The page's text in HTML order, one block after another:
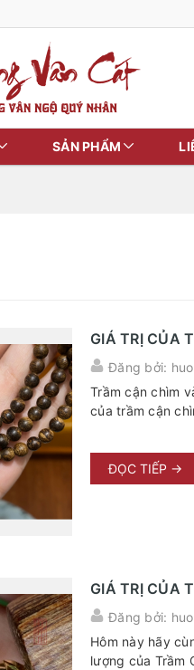
SẢN PHẨM
GIÁ TRỊ CỦA
Đăng bởi:
Trầm cận chìm
của trầm cận
ĐỌC TIẾP →
GIÁ TRỊ CỦA
Đăng bởi:
Hôm này hãy
lượng của Trầm